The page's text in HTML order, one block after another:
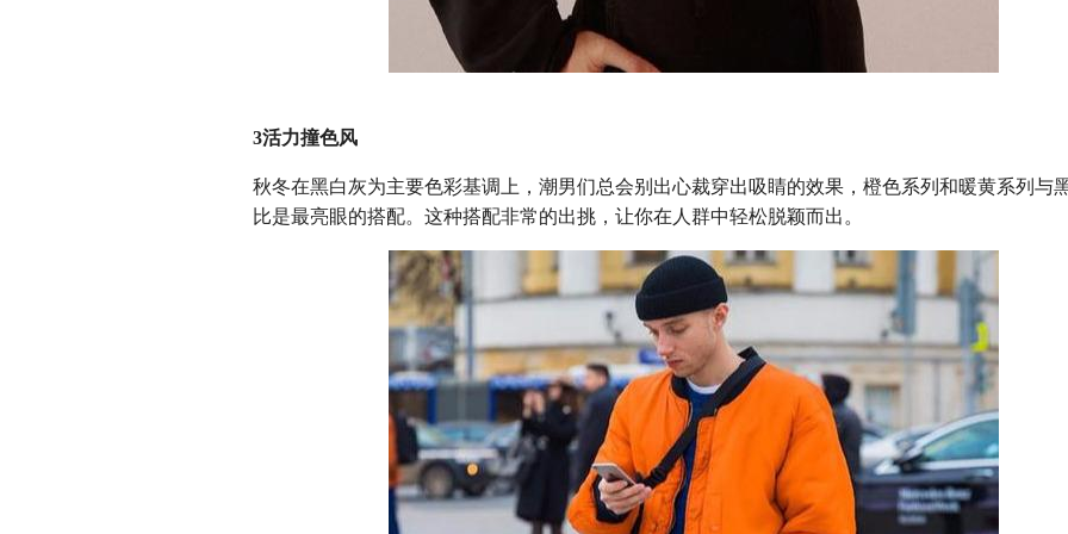
3活力撞色风
秋冬在黑白灰为主要色彩基调上，潮男们总会别出心裁穿出吸睛的效果，橙色系列和暖黄系列与
比是最亮眼的搭配。这种搭配非常的出挑，让你在人群中轻松脱颖而出。